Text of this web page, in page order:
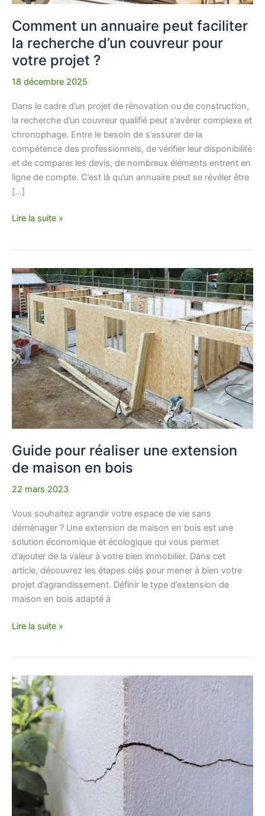
Comment un annuaire peut faciliter
la recherche d’un couvreur pour
votre projet ?
18 décembre 2025
Dans le cadre d’un projet de rénovation ou de construction,
la recherche d’un couvreur qualifié peut s’avérer complexe et
chronophage. Entre le besoin de s’assurer de la
compétence des professionnels, de vérifier leur disponibilité
et de comparer les devis, de nombreux éléments entrent en
ligne de compte. C’est là qu’un annuaire peut se révéler être
[…]
projet ?
Lire la suite »
Guide pour réaliser une extension
de maison en bois
22 mars 2023
Vous souhaitez agrandir votre espace de vie sans
déménager ? Une extension de maison en bois est une
solution économique et écologique qui vous permet
d’ajouter de la valeur à votre bien immobilier. Dans cet
article, découvrez les étapes clés pour mener à bien votre
projet d’agrandissement. Définir le type d’extension de
maison en bois adapté à
Guide
pour
réaliser
une
extension
de
maison
en
bois
Lire la suite »
Les
signes
qui
montre
qu’il
y
a
un
problème
avec